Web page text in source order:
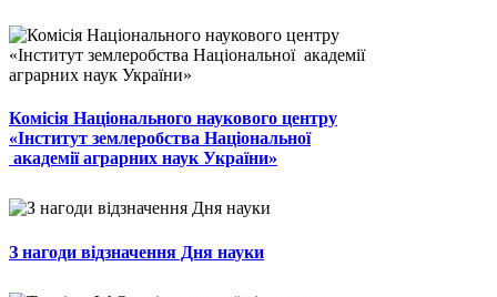
Комісія Національного наукового центру
«Інститут землеробства Національної
академії аграрних наук України»
З нагоди відзначення Дня науки